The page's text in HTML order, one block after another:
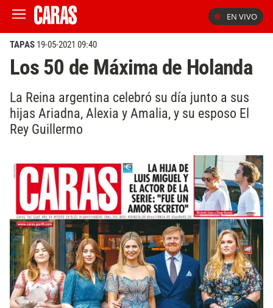
EN VIVO
TAPAS 19-05-2021 09:40
Los 50 de Máxima de Holanda
La Reina argentina celebró su día junto a sus
hijas Ariadna, Alexia y Amalia, y su esposo El
Rey Guillermo